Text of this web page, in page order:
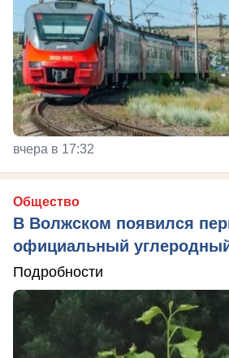
вчера в 17:32
Общество
В Волжском появился
официальный
Подробности